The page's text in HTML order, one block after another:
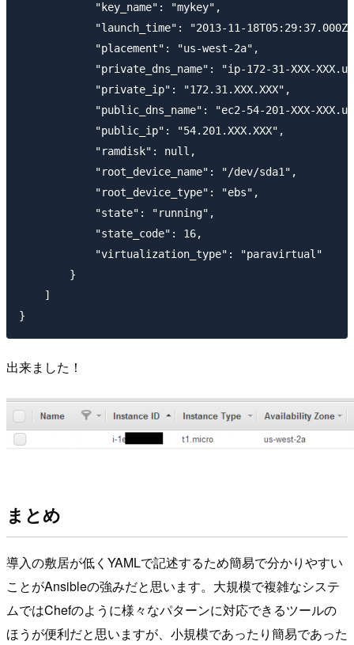
            "key_name": "mykey",
"launch_time": "2013-11-
            "placement": "us-west-2a",
"private_dns_name": "ip-172-31-XXX-
            "private_ip": "172.31.XXX.XXX",
"public_dns_name": "ec2-54-201-XXX-
            "public_ip": "54.201.XXX.XXX",
            "ramdisk": null,
            "root_device_name": "/dev/sda1",
            "root_device_type": "ebs",
            "state": "running",
            "state_code": 16,
            "virtualization_type": "paravirtual"
        }
    ]
出来ました！
まとめ
導入の敷居が低くYAMLで記述するため簡易で分かりやすい
ことがAnsibleの強みだと思います。大規模で複雑なシステ
ムではChefのように様々なパターンに対応できるツールの
ほうが便利だと思いますが、小規模であったり簡易であった